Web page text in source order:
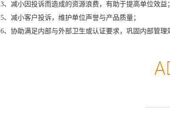
3、减小因投诉而造成的资源浪费，有助于提高单位效益；
5、减小客户投诉，维护单位声誉与产品质量；
6、协助满足内部与外部卫生或认证要求，巩固内部管理